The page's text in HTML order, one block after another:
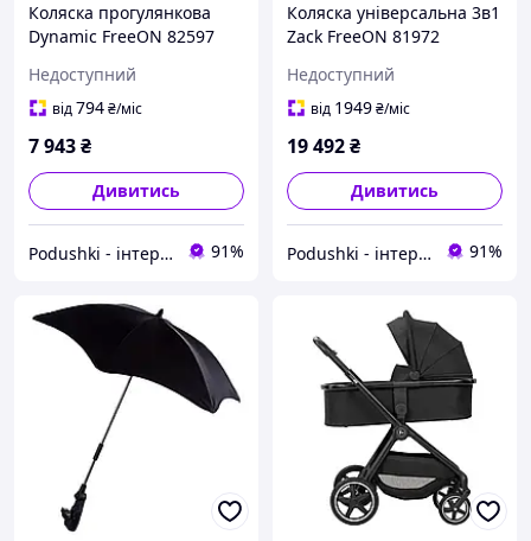
Коляска прогулянкова
Dynamic FreeON 82597
Недоступний
від794₴/міс
7 943₴
Дивитись
Podushki - інтернет-магазин Подушки 91%
Коляска універсальна 3в1
Zack FreeON 81972
Недоступний
від 1949₴/міс
19 492₴
Дивитись
Podushki - інтернет-магазин Подушки 91%